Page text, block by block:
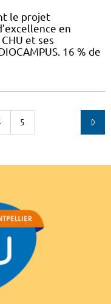
le projet
en
et ses
16 % de
5